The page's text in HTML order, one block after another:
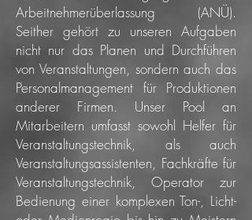
Arbeitnehmerüberlassung (ANÜ).
Seither gehört zu unseren Aufgaben
nicht nur das Planen und Durchführen
von Veranstaltungen, sondern auch das
Personalmanagement für Produktionen
anderer Firmen. Unser Pool an
Mitarbeitern umfasst sowohl Helfer für
Veranstaltungstechnik, als auch
Veranstaltungsassistenten, Fachkräfte für
Veranstaltungstechnik, Operator zur
Bedienung einer komplexen Ton-, Licht-